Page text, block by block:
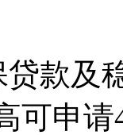
款及
可申